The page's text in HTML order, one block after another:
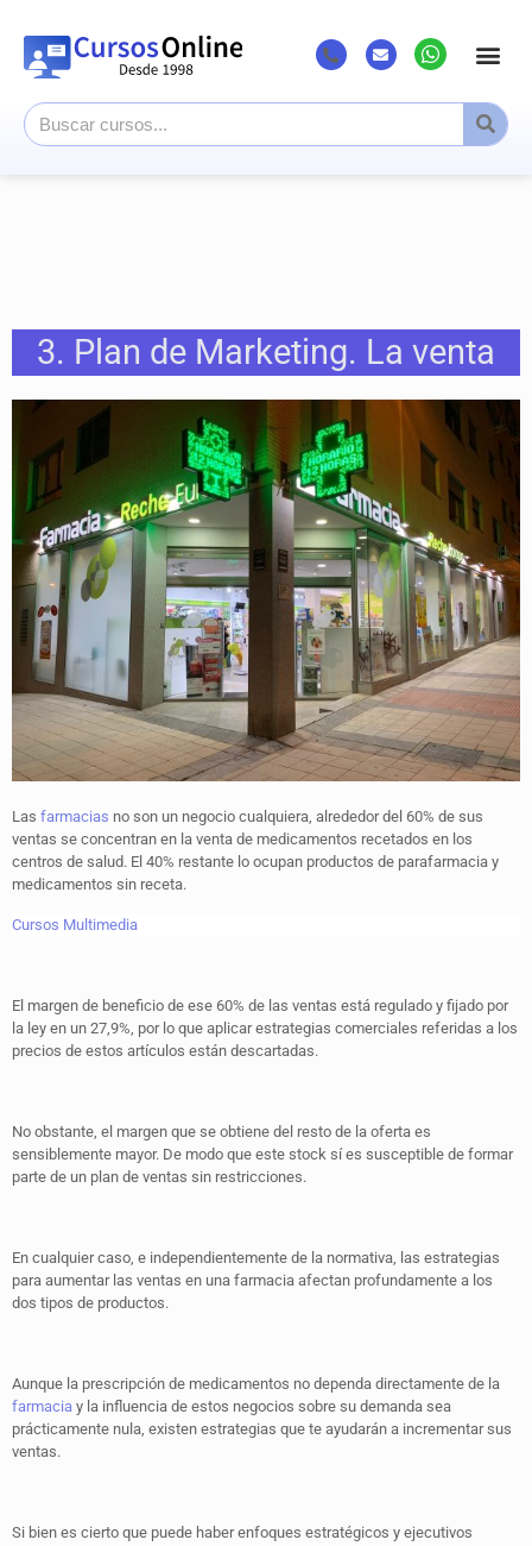
3. Plan de Marketing. La venta
Las farmacias no son un negocio cualquiera, alrededor del 60% de sus
ventas se concentran en la venta de medicamentos recetados en los
centros de salud. El 40% restante lo ocupan productos de parafarmacia y
medicamentos sin receta.
Cursos Multimedia
El margen de beneficio de ese 60% de las ventas está regulado y fijado por
la ley en un 27,9%, por lo que aplicar estrategias comerciales referidas a los
precios de estos artículos están descartadas.
No obstante, el margen que se obtiene del resto de la oferta es
sensiblemente mayor. De modo que este stock sí es susceptible de formar
parte de un plan de ventas sin restricciones.
En cualquier caso, e independientemente de la normativa, las estrategias
para aumentar las ventas en una farmacia afectan profundamente a los
dos tipos de productos.
Aunque la prescripción de medicamentos no dependa directamente de la
farmacia y la influencia de estos negocios sobre su demanda sea
prácticamente nula, existen estrategias que te ayudarán a incrementar sus
ventas.
Si bien es cierto que puede haber enfoques estratégicos y ejecutivos